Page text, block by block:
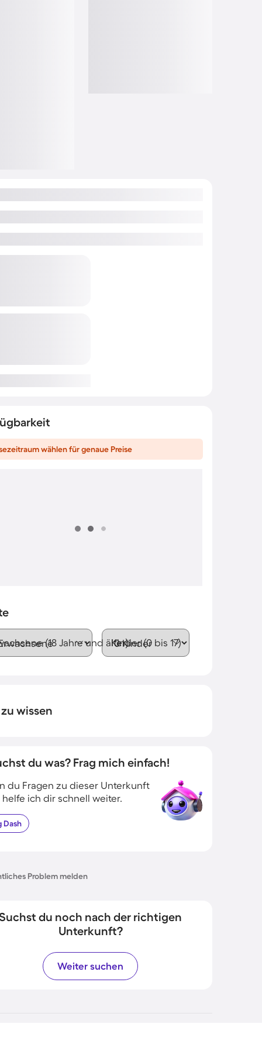
wählen für genaue Preise
(18 Jahre und älter)Kinder (0 bis 17)
wissen
du was? Frag mich einfach!
du Fragen zu dieser Unterkunft
helfe ich dir schnell weiter.
Dash
Problem melden
du noch nach der richtigen
Unterkunft?
Weiter suchen